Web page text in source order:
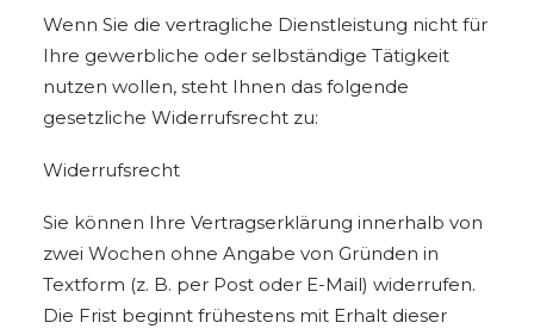
Wenn Sie die vertragliche Dienstleistung nicht für
Ihre gewerbliche oder selbständige Tätigkeit
nutzen wollen, steht Ihnen das folgende
gesetzliche Widerrufsrecht zu:
Widerrufsrecht
Sie können Ihre Vertragserklärung innerhalb von
zwei Wochen ohne Angabe von Gründen in
Textform (z. B. per Post oder E-Mail) widerrufen.
Die Frist beginnt frühestens mit Erhalt dieser